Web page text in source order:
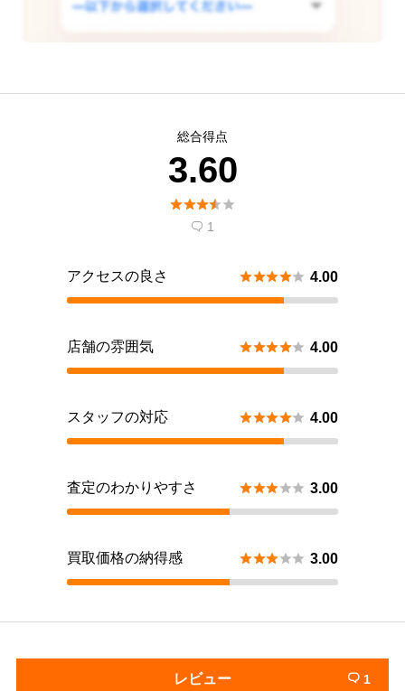
トする
人 がこの店舗での査定受付開始を希
望しています。
総合得点
3.60

 1
アクセスの良さ  4.00
店舗の雰囲気  4.00
スタッフの対応  4.00
査定のわかりやすさ  3.00
買取価格の納得感  3.00
レビュー  1